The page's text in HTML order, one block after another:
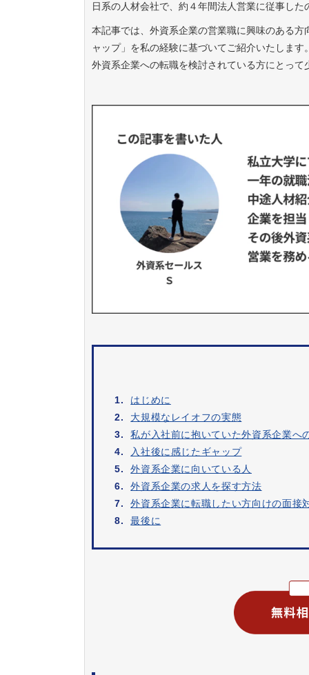
日系の人材会社で、約４年間法人営業に従事し
本記事では、外資系企業の営業職に興味のある
ャップ」を私の経験に基づいてご紹介いたします
外資系企業への転職を検討されている方にとっ
1.
はじめに
2.
大規模なレイオフの実態
3.
私が入社前に抱いていた外資系企業へ
4.
入社後に感じたギャップ
5.
外資系企業に向いている人
6.
外資系企業の求人を探す方法
7.
外資系企業に転職したい方向けの面接
8.
最後に